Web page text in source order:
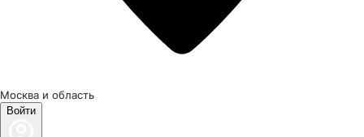
Москва и область
Войти